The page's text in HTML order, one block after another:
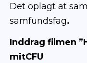
Det oplagt at
samfundsfag.
Inddrag filmen
mitCFU